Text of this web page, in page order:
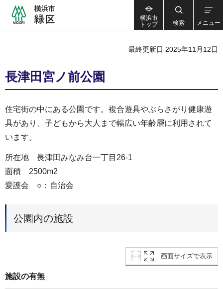
横浜市
トップ
検索 メニュー
最終更新日 2025年11月12日
長津田宮ノ前公園
住宅街の中にある公園です。複合遊具やぶらさがり健康遊
具があり、子どもから大人まで幅広い年齢層に利用されて
います。
所在地 長津田みなみ台一丁目26-1
面積 2500m2
愛護会 ○：自治会
公園内の施設
画面サイズで表示
施設の有無